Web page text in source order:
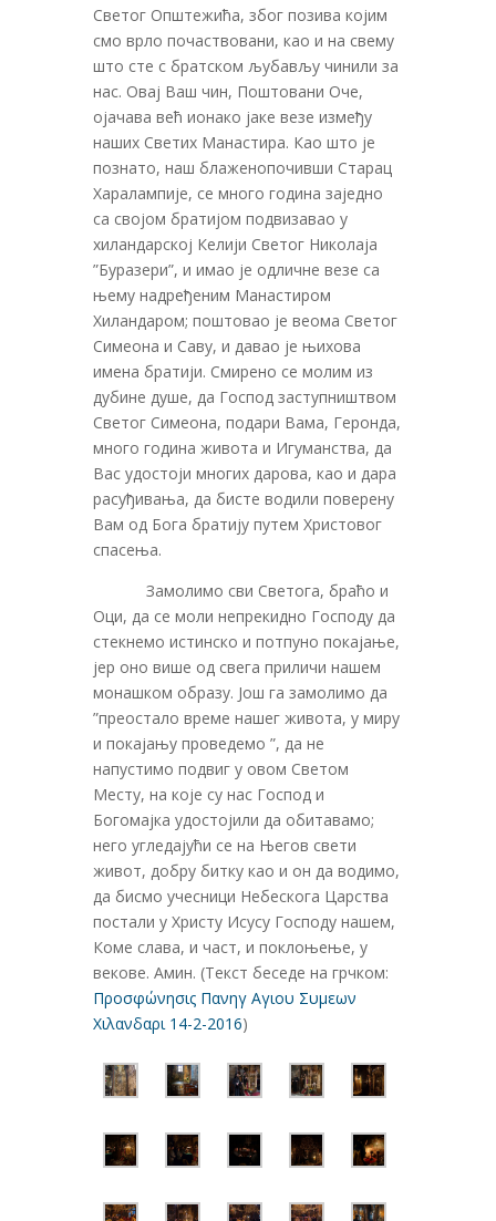
Светог Општежића, због позива којим
смо врло почаствовани, као и на свему
што сте с братском љубављу чинили за
нас. Овај Ваш чин, Поштовани Оче,
ојачава већ ионако јаке везе између
наших Светих Манастира. Као што је
познато, наш блаженопочивши Старац
Харалампије, се много година заједно
са својом братијом подвизавао у
хиландарској Келији Светог Николаја
”Буразери”, и имао је одличне везе са
њему надређеним Манастиром
Хиландаром; поштовао је веома Светог
Симеона и Саву, и давао је њихова
имена братији. Смирено се молим из
дубине душе, да Господ заступништвом
Светог Симеона, подари Вама, Геронда,
много година живота и Игуманства, да
Вас удостоји многих дарова, као и дара
расуђивања, да бисте водили поверену
Вам од Бога братију путем Христовог
спасења.
Замолимо сви Светога, браћо и
Оци, да се моли непрекидно Господу да
стекнемо истинско и потпуно покајање,
јер оно више од свега приличи нашем
монашком образу. Још га замолимо да
”преостало време нашег живота, у миру
и покајању проведемо ”, да не
напустимо подвиг у овом Светом
Месту, на које су нас Господ и
Богомајка удостојили да обитавамо;
него угледајући се на Његов свети
живот, добру битку као и он да водимо,
да бисмо учесници Небескога Царства
постали у Христу Исусу Господу нашем,
Коме слава, и част, и поклоњење, у
векове. Амин. (Текст беседе на грчком:
Προσφώνησις Πανηγ Αγιου Συμεων
Χιλανδαρι 14-2-2016)